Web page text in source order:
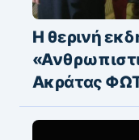
Η θερινή
Ακράτας